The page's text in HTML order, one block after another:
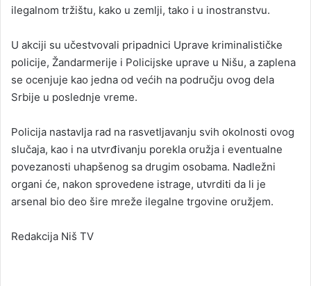
ilegalnom tržištu, kako u zemlji, tako i u inostranstvu.
U akciji su učestvovali pripadnici Uprave kriminalističke
policije, Žandarmerije i Policijske uprave u Nišu, a zaplena
se ocenjuje kao jedna od većih na području ovog dela
Srbije u poslednje vreme.
Policija nastavlja rad na rasvetljavanju svih okolnosti ovog
slučaja, kao i na utvrđivanju porekla oružja i eventualne
povezanosti uhapšenog sa drugim osobama. Nadležni
organi će, nakon sprovedene istrage, utvrditi da li je
arsenal bio deo šire mreže ilegalne trgovine oružjem.
Redakcija Niš TV